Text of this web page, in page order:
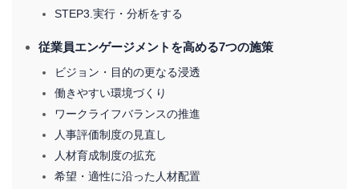
STEP3.実行・分析をする
従業員エンゲージメントを高める7つの施策
ビジョン・目的の更なる浸透
働きやすい環境づくり
ワークライフバランスの推進
人事評価制度の見直し
人材育成制度の拡充
希望・適性に沿った人材配置